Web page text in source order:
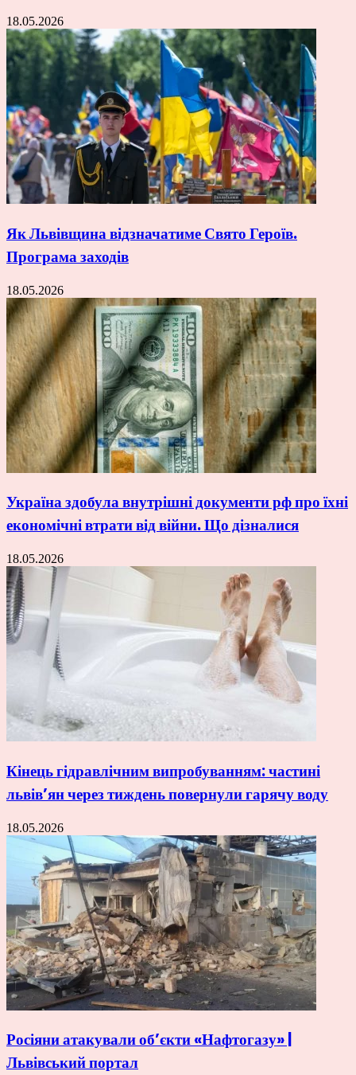
18.05.2026
Як Львівщина відзначатиме Свято Героїв.
Програма заходів
18.05.2026
Україна здобула внутрішні документи рф про їхні
економічні втрати від війни. Що дізналися
18.05.2026
Кінець гідравлічним випробуванням: частині
львів’ян через тиждень повернули гарячу воду
18.05.2026
Росіяни атакували об’єкти «Нафтогазу» |
Львівський портал